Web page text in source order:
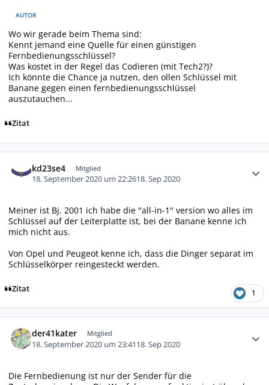
AUTOR
Wo wir gerade beim Thema sind:
Kennt jemand eine Quelle für einen günstigen
Fernbedienungsschlüssel?
Was kostet in der Regel das Codieren (mit Tech2?)?
Ich könnte die Chance ja nutzen, den ollen Schlüssel mit
Banane gegen einen fernbedienungsschlüssel
auszutauchen...
Zitat
kd23se4 Mitglied
18. September 2020 um 22:2618. Sep 2020
Meiner ist Bj. 2001 ich habe die "all-in-1" version wo alles im
Schlüssel auf der Leiterplatte ist, bei der Banane kenne ich
mich nicht aus.
Von Opel und Peugeot kenne ich, dass die Dinger separat im
Schlüsselkörper reingesteckt werden.
Zitat 1
der41kater Mitglied
18. September 2020 um 23:4118. Sep 2020
Die Fernbedienung ist nur der Sender für die